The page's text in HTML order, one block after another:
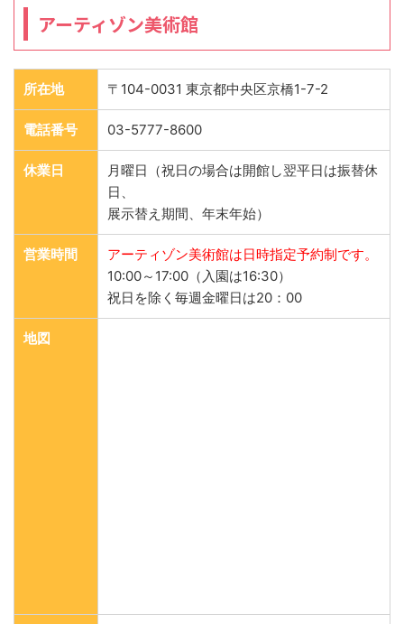
アーティゾン美術館
所在地 〒104-0031 東京都中央区京橋1-7-2
電話番号 03-5777-8600
休業日
月曜日（祝日の場合は開館し翌平日は振替休
日、
展示替え期間、年末年始）
営業時間
アーティゾン美術館は日時指定予約制です。
10:00～17:00（入園は16:30）
祝日を除く毎週金曜日は20：00
地図